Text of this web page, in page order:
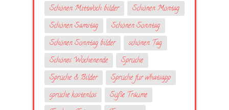
Schönen Mittwoch bilder
Schönen Montag
Schönen Samstag
Schönen Sonntag
Schönen Sonntag bilder
schönen Tag
Schönes Wochenende
Sprüche
Sprüche & Bilder
Sprüche fur whatsapp
sprüche kostenlos
Süße Träume